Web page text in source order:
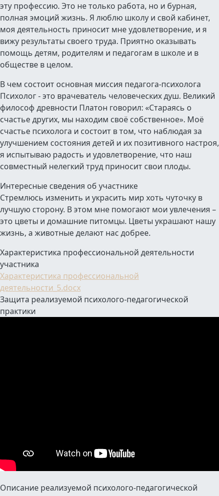
эту профессию. Это не только работа, но и бурная,
полная эмоций жизнь. Я люблю школу и свой кабинет,
моя деятельность приносит мне удовлетворение, и я
вижу результаты своего труда. Приятно оказывать
помощь детям, родителям и педагогам в школе и в
обществе в целом.
В чем состоит основная миссия педагога-психолога
Психолог - это врачеватель человеческих душ. Великий
философ древности Платон говорил: «Стараясь о
счастье других, мы находим своё собственное». Моё
счастье психолога и состоит в том, что наблюдая за
улучшением состояния детей и их позитивного настроя,
я испытываю радость и удовлетворение, что наш
совместный нелегкий труд приносит свои плоды.
Интересные сведения об участнике
Стремлюсь изменить и украсить мир хоть чуточку в
лучшую сторону. В этом мне помогают мои увлечения –
это цветы и домашние питомцы. Цветы украшают нашу
жизнь, а животные делают нас добрее.
Характеристика профессиональной деятельности
участника
Характеристика профессиональной
деятельности_5.docx
Защита реализуемой психолого-педагогической
практики
Описание реализуемой психолого-педагогической